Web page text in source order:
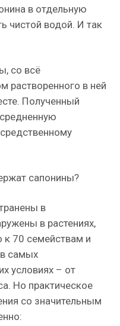
в отдельную
чистой водой. И так
со всё
в ней
Полученный
сапонины?
в
в растениях,
к 70 семействам и
самых
условиях – от
Но практическое
со значительным